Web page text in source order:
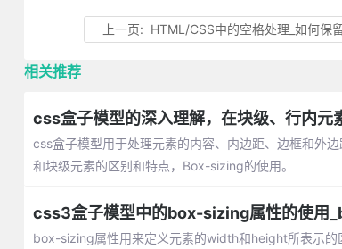
上一页: HTML/CSS中的空格处理_如何保
相关推荐
css盒子模型的深入理解，在块级、行内元
css盒子模型用于处理元素的内容、内边距、边框和外
和块级元素的区别和特点，Box-sizing的使用。
css3盒子模型中的box-sizing属性的使用
box-sizing属性用来定义元素的width和height所表示